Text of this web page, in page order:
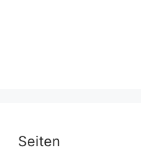
Seiten